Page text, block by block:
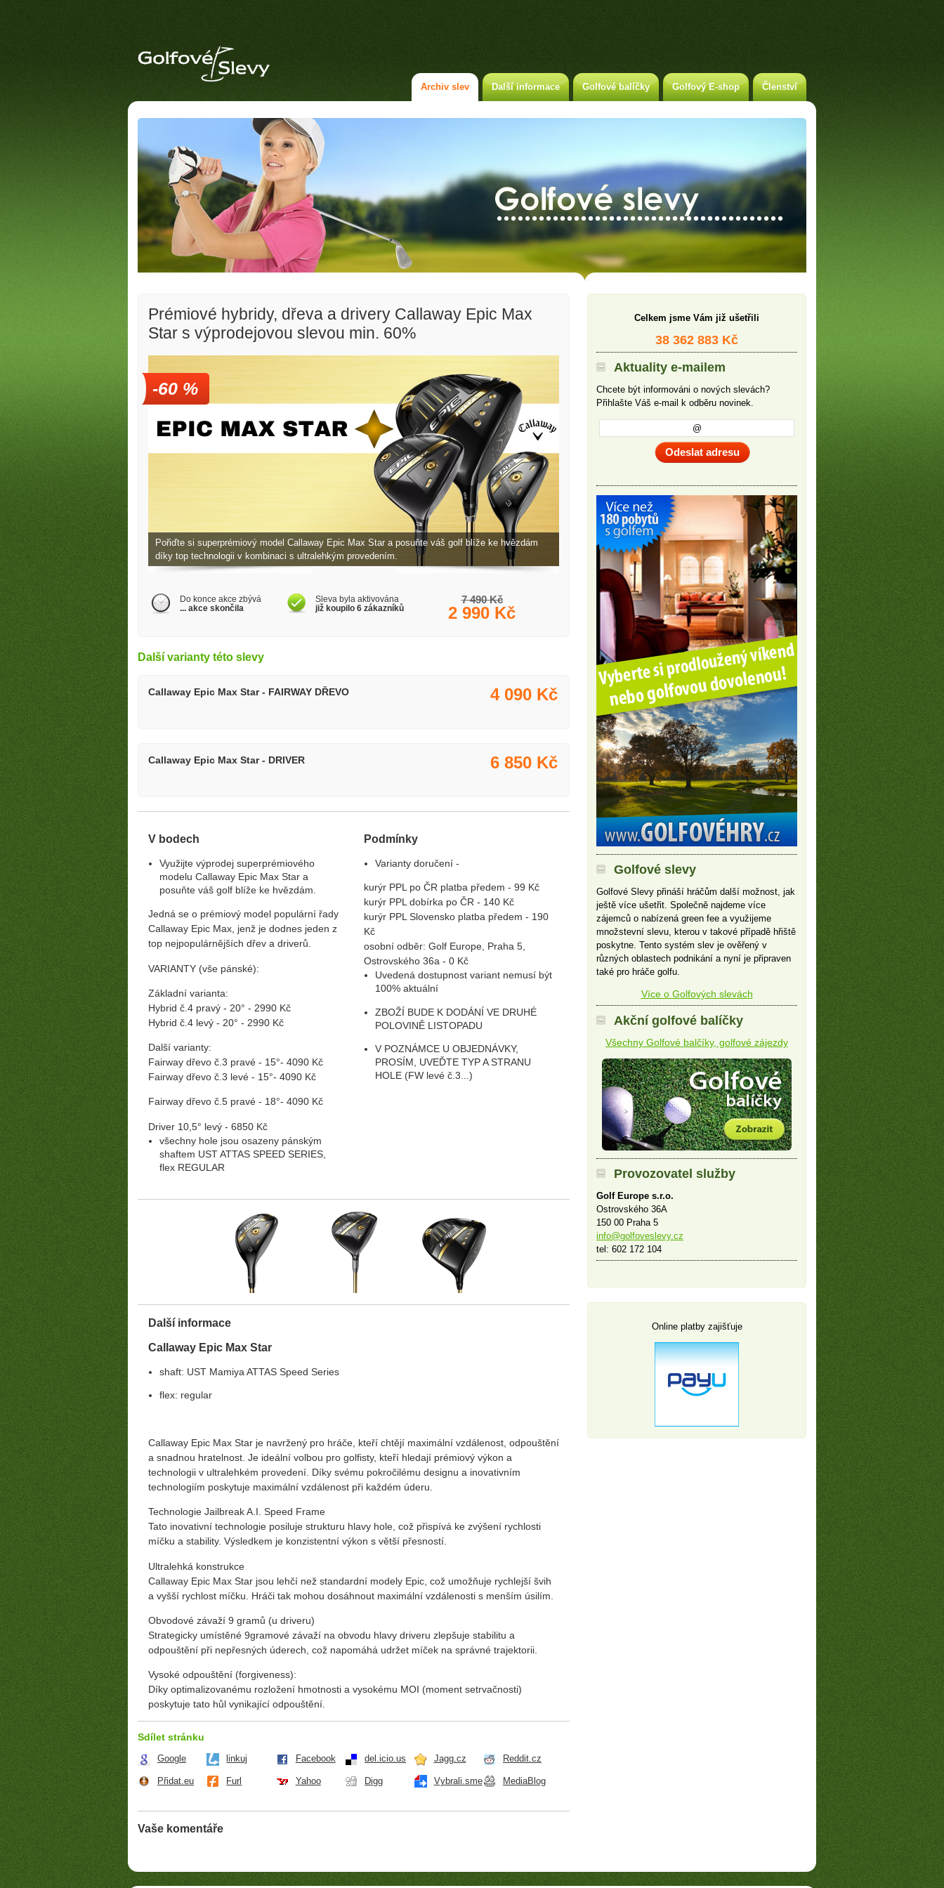
Golfové slevy – Slevy na green
fee a golf
Archiv slev Další informace Golfové balíčky Golfový E-shop Členství
Prémiové hybridy, dřeva a drivery Callaway Epic Max
Star s výprodejovou slevou min. 60%
-60 %
Pořiďte si superprémiový model Callaway Epic Max Star a posuňte váš golf blíže ke hvězdám
díky top technologii v kombinaci s ultralehkým provedením.
Do konce akce zbývá
... akce skončila
Sleva byla aktivována
již koupilo 6 zákazníků
7 490 Kč
2 990 Kč
Další varianty této slevy
4 090 Kč
Callaway Epic Max Star - FAIRWAY DŘEVO
6 850 Kč
Callaway Epic Max Star - DRIVER
V bodech
Využijte výprodej superprémiového
modelu Callaway Epic Max Star a
posuňte váš golf blíže ke hvězdám.
Jedná se o prémiový model populární řady
Callaway Epic Max, jenž je dodnes jeden z
top nejpopulárnějších dřev a driverů.
VARIANTY (vše pánské):
Základní varianta:
Hybrid č.4 pravý - 20° - 2990 Kč
Hybrid č.4 levý - 20° - 2990 Kč
Další varianty:
Fairway dřevo č.3 pravé - 15°- 4090 Kč
Fairway dřevo č.3 levé - 15°- 4090 Kč
Fairway dřevo č.5 pravé - 18°- 4090 Kč
Driver 10,5° levý - 6850 Kč
všechny hole jsou osazeny pánským
shaftem UST ATTAS SPEED SERIES,
flex REGULAR
Podmínky
Varianty doručení -
kurýr PPL po ČR platba předem - 99 Kč
kurýr PPL dobírka po ČR - 140 Kč
kurýr PPL Slovensko platba předem - 190
Kč
osobní odběr: Golf Europe, Praha 5,
Ostrovského 36a - 0 Kč
Uvedená dostupnost variant nemusí být
100% aktuální
ZBOŽÍ BUDE K DODÁNÍ VE DRUHÉ
POLOVINĚ LISTOPADU
V POZNÁMCE U OBJEDNÁVKY,
PROSÍM, UVEĎTE TYP A STRANU
HOLE (FW levé č.3...)
Další informace
Callaway Epic Max Star
shaft: UST Mamiya ATTAS Speed Series
flex: regular
Callaway Epic Max Star je navržený pro hráče, kteří chtějí maximální vzdálenost, odpouštění
a snadnou hratelnost. Je ideální volbou pro golfisty, kteří hledají prémiový výkon a
technologii v ultralehkém provedení. Díky svému pokročilému designu a inovativním
technologiím poskytuje maximální vzdálenost při každém úderu.
Technologie Jailbreak A.I. Speed Frame
Tato inovativní technologie posiluje strukturu hlavy hole, což přispívá ke zvýšení rychlosti
míčku a stability. Výsledkem je konzistentní výkon s větší přesností.
Ultralehká konstrukce
Callaway Epic Max Star jsou lehčí než standardní modely Epic, což umožňuje rychlejší švih
a vyšší rychlost míčku. Hráči tak mohou dosáhnout maximální vzdálenosti s menším úsilím.
Obvodové závaží 9 gramů (u driveru)
Strategicky umístěné 9gramové závaží na obvodu hlavy driveru zlepšuje stabilitu a
odpouštění při nepřesných úderech, což napomáhá udržet míček na správné trajektorii.
Vysoké odpouštění (forgiveness):
Díky optimalizovanému rozložení hmotnosti a vysokému MOI (moment setrvačnosti)
poskytuje tato hůl vynikající odpouštění.
Sdílet stránku
Google linkuj Facebook del.icio.us Jagg.cz Reddit.cz
Přidat.eu Furl Yahoo Digg Vybrali.sme MediaBlog
Vaše komentáře
Celkem jsme Vám již ušetřili
38 362 883 Kč
Aktuality e-mailem
Chcete být informováni o nových slevách?
Přihlašte Váš e-mail k odběru novinek.
Odeslat adresu
Golfové slevy
Golfové Slevy přináší hráčům další možnost, jak
ještě více ušetřit. Společně najdeme více
zájemců o nabízená green fee a využijeme
množstevní slevu, kterou v takové případě hřiště
poskytne. Tento systém slev je ověřený v
různých oblastech podnikání a nyní je připraven
také pro hráče golfu.
Více o Golfových slevách
Akční golfové balíčky
Všechny Golfové balčíky, golfové zájezdy
Provozovatel služby
Golf Europe s.r.o.
Ostrovského 36A
150 00 Praha 5
info@golfoveslevy.cz
tel: 602 172 104
Online platby zajišťuje